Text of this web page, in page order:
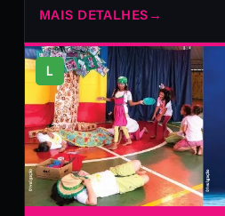
MAIS DETALHES →
L